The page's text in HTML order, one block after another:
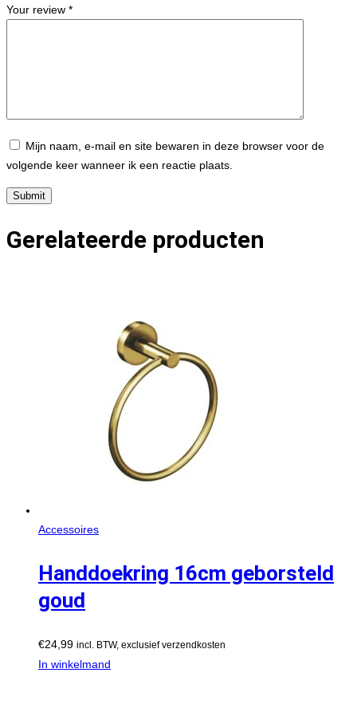
Your review *
Mijn naam, e-mail en site bewaren in deze browser voor de
volgende keer wanneer ik een reactie plaats.
Gerelateerde producten
Accessoires
Handdoekring 16cm geborsteld
goud
€24,99 incl. BTW, exclusief verzendkosten
In winkelmand